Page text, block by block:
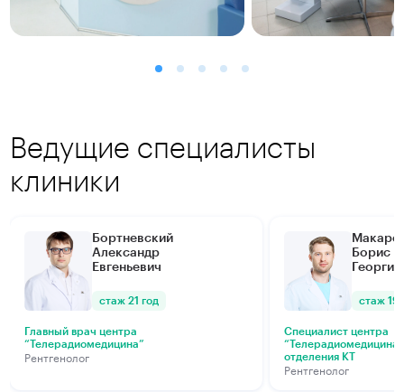
Ведущие специалисты
клиники
Бортневский
Александр
Евгеньевич
стаж 21 год
Главный врач центра
“Телерадиомедицина”
Рентгенолог
Борис
стаж 19
Специалист центра
“Телерадиомедицина”
отделения КТ
Рентгенолог